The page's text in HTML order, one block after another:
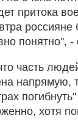
притока
россияне
понятно", -
часть
напрямую,
хотя